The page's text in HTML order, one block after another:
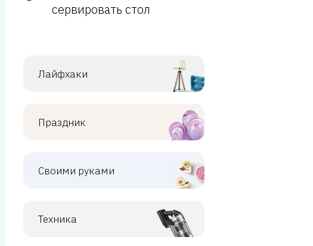
сервировать стол
Лайфхаки
Праздник
Своими руками
Техника